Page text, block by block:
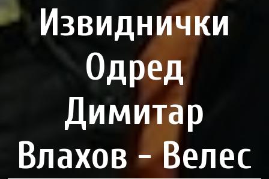
Извиднички
Одред
Димитар
Влахов - Велес